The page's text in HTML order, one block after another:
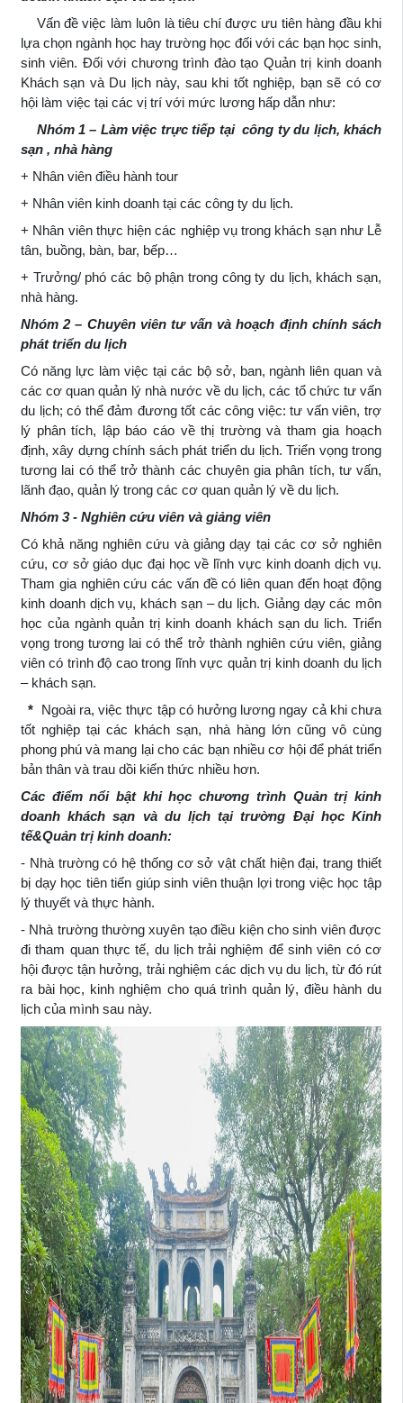
Vấn đề việc làm luôn là tiêu chí được ưu tiên hàng đầu khi
lựa chọn ngành học hay trường học đối với các bạn học sinh,
sinh viên. Đối với chương trình đào tạo Quản trị kinh doanh
Khách sạn và Du lịch này, sau khi tốt nghiệp, bạn sẽ có cơ
hội làm việc tại các vị trí với mức lương hấp dẫn như:
Nhóm 1 – Làm việc trực tiếp tại công ty du lịch, khách
sạn , nhà hàng
+ Nhân viên điều hành tour
+ Nhân viên kinh doanh tại các công ty du lịch.
+ Nhân viên thực hiện các nghiệp vụ trong khách sạn như Lễ
tân, buồng, bàn, bar, bếp…
+ Trưởng/ phó các bộ phận trong công ty du lịch, khách sạn,
nhà hàng.
Nhóm 2 – Chuyên viên tư vấn và hoạch định chính sách
phát triển du lịch
Có năng lực làm việc tại các bộ sở, ban, ngành liên quan và
các cơ quan quản lý nhà nước về du lịch, các tổ chức tư vấn
du lịch; có thể đảm đương tốt các công việc: tư vấn viên, trợ
lý phân tích, lập báo cáo về thị trường và tham gia hoạch
định, xây dựng chính sách phát triển du lịch. Triển vọng trong
tương lai có thể trở thành các chuyên gia phân tích, tư vấn,
lãnh đạo, quản lý trong các cơ quan quản lý về du lịch.
Nhóm 3 - Nghiên cứu viên và giảng viên
Có khả năng nghiên cứu và giảng dạy tại các cơ sở nghiên
cứu, cơ sở giáo dục đại học về lĩnh vực kinh doanh dịch vụ.
Tham gia nghiên cứu các vấn đề có liên quan đến hoạt động
kinh doanh dịch vụ, khách sạn – du lịch. Giảng dạy các môn
học của ngành quản trị kinh doanh khách sạn du lich. Triển
vọng trong tương lai có thể trở thành nghiên cứu viên, giảng
viên có trình độ cao trong lĩnh vực quản trị kinh doanh du lịch
– khách sạn.
* Ngoài ra, việc thực tập có hưởng lương ngay cả khi chưa
tốt nghiệp tại các khách sạn, nhà hàng lớn cũng vô cùng
phong phú và mang lại cho các bạn nhiều cơ hội để phát triển
bản thân và trau dồi kiến thức nhiều hơn.
Các điểm nổi bật khi họcchương trình Quản trịkinh
doanh khách sạn và du lịchtại trường Đại học Kinh
tế&Quản trị kinh doanh:
- Nhà trường có hệ thống cơ sở vật chất hiện đại, trang thiết
bị dạy học tiên tiến giúp sinh viên thuận lợi trong việc học tập
lý thuyết và thực hành.
- Nhà trường thường xuyên tạo điều kiện cho sinh viên được
đi tham quan thực tế, du lịch trải nghiệm để sinh viên có cơ
hội được tận hưởng, trải nghiệm các dịch vụ du lịch, từ đó rút
ra bài học, kinh nghiệm cho quá trình quản lý, điều hành du
lịch của mình sau này.